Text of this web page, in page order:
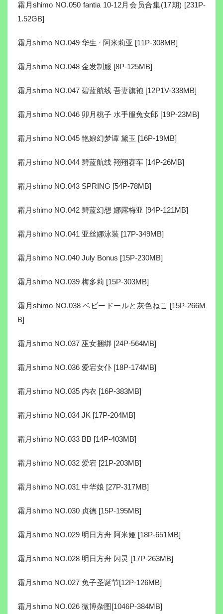
霜月shimo NO.050 fantia 10-12月会员合集(17期) [231P-
1.52GB]
霜月shimo NO.049 华生 · 阿米莉亚 [11P-308MB]
霜月shimo NO.048 金发制服 [8P-125MB]
霜月shimo NO.047 碧蓝航线 吾妻旗袍 [12P1V-338MB]
霜月shimo NO.046 卯月桃子 水手服兔女郎 [19P-23MB]
霜月shimo NO.045 艳娘幻梦谭 黛玉 [16P-19MB]
霜月shimo NO.044 碧蓝航线 翔翔赛车 [14P-26MB]
霜月shimo NO.043 SPRING [54P-78MB]
霜月shimo NO.042 碧蓝幻想 娜露梅亚 [94P-121MB]
霜月shimo NO.041 亚丝娜泳装 [17P-349MB]
霜月shimo NO.040 July Bonus [15P-230MB]
霜月shimo NO.039 梅多莉 [15P-303MB]
霜月shimo NO.038 ベビードールと灰色ねこ [15P-266M
B]
霜月shimo NO.037 巫女捆绑 [24P-564MB]
霜月shimo NO.036 爱宕女仆 [18P-174MB]
霜月shimo NO.035 内衣 [16P-383MB]
霜月shimo NO.034 JK [17P-204MB]
霜月shimo NO.033 BB [14P-403MB]
霜月shimo NO.032 爱宕 [21P-203MB]
霜月shimo NO.031 中华娘 [27P-317MB]
霜月shimo NO.030 贞德 [15P-195MB]
霜月shimo NO.029 明日方舟 阿米娅 [18P-651MB]
霜月shimo NO.028 明日方舟 闪灵 [17P-263MB]
霜月shimo NO.027 兔子圣诞节[12P-126MB]
霜月shimo NO.026 微博杂图[1046P-384MB]